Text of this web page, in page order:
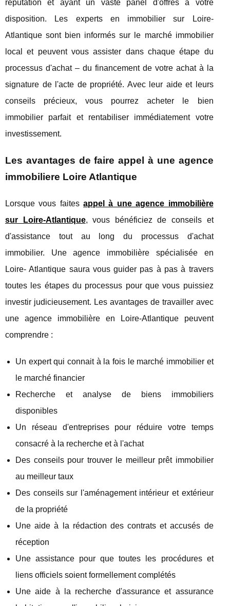
réputation et ayant un vaste panel d'offres à votre
disposition. Les experts en immobilier sur Loire-
Atlantique sont bien informés sur le marché immobilier
local et peuvent vous assister dans chaque étape du
processus d'achat – du financement de votre achat à la
signature de l'acte de propriété. Avec leur aide et leurs
conseils précieux, vous pourrez acheter le bien
immobilier parfait et rentabiliser immédiatement votre
investissement.
Les avantages de faire appel à une agence
immobiliere Loire Atlantique
Lorsque vous faitesappel à une agence immobilière
sur Loire-Atlantique, vous bénéficiez de conseils et
d'assistance tout au long du processus d'achat
immobilier. Une agence immobilière spécialisée en
Loire- Atlantique saura vous guider pas à pas à travers
toutes les étapes du processus pour que vous puissiez
investir judicieusement. Les avantages de travailler avec
une agence immobilière en Loire-Atlantique peuvent
comprendre :
Un expert qui connait à la fois le marché immobilier et
le marché financier
Recherche et analyse de biens immobiliers
disponibles
Un réseau d'entreprises pour réduire votre temps
consacré à la recherche et à l'achat
Des conseils pour trouver le meilleur prêt immobilier
au meilleur taux
Des conseils sur l'aménagement intérieur et extérieur
de la propriété
Une aide à la rédaction des contrats et accusés de
réception
Une assistance pour que toutes les procédures et
liens officiels soient formellement complétés
Une aide à la recherche d'assurance et assurance